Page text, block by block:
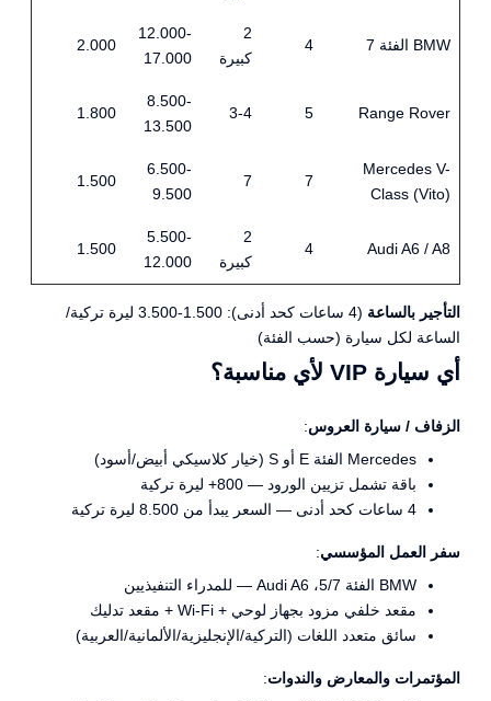
BMW الفئة 7 4
2
كبيرة
12.000-
17.000
2.000
Range Rover
5
3-4
8.500-
13.500
1.800
Mercedes V-
Class (Vito)
7
7
6.500-
9.500
1.500
Audi A6 / A8
4
2
كبيرة
5.500-
12.000
1.500
التأجير بالساعة
(4 ساعات كحد أدنى): 1.500-3.500 ليرة تركية/
الساعة لكل سيارة (حسب الفئة)
أي سيارة VIP لأي مناسبة؟
الزفاف / سيارة العروس:
Mercedes الفئة E أو S (خيار كلاسيكي أبيض/أسود)
باقة تشمل تزيين الورود — ‎+800 ليرة تركية
4 ساعات كحد أدنى — السعر يبدأ من 8.500 ليرة تركية
سفر العمل المؤسسي:
BMW الفئة 5/7، Audi A6 — للمدراء التنفيذيين
مقعد خلفي مزود بجهاز لوحي + Wi-Fi + مقعد تدليك
سائق متعدد اللغات (التركية/الإنجليزية/الألمانية/العربية)
المؤتمرات والمعارض والندوات: